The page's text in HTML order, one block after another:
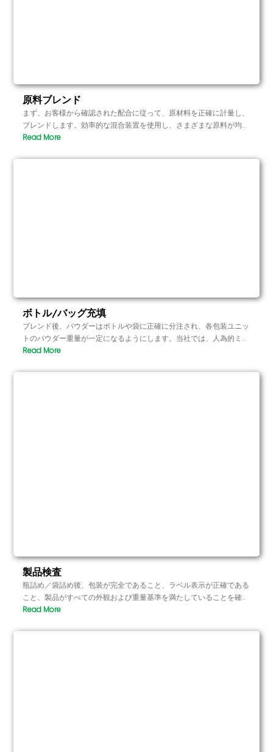
原料ブレンド
まず、お客様から確認された配合に従って、原材料を正確に計量し、
ブレンドします。効率的な混合装置を使用し、さまざまな原料が均一
に混合され、最適な溶解度と効果が得られるようにします。このステ
ボトル/バッグ充填
ブレンド後、パウダーはボトルや袋に正確に分注され、各包装ユニッ
トのパウダー重量が一定になるようにします。当社では、人為的ミス
を避けるため、各包装の正確さと一貫性を保証する自動充填装置を使
製品検査
瓶詰め／袋詰め後、包装が完全であること、ラベル表示が正確である
こと、製品がすべての外観および重量基準を満たしていることを確認
するため、厳格な品質検査を行います。品質基準を満たさない製品は
うにします。.